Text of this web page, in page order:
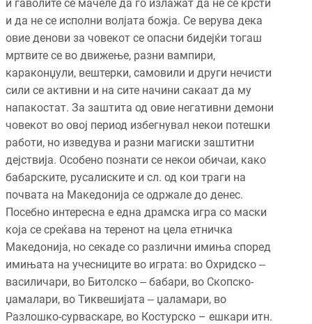
и ѓаволите се мачеле да го излажат да не се крсти
и да не се исполни волјата божја. Се верува дека
овие денови за човекот се опасни бидејќи тогаш
мртвите се во движење, разни вампири,
караконџули, вештерки, самовили и други нечисти
сили се активни и на сите начини сакаат да му
напакостат. За заштита од овие негативни демони
човекот во овој период избегнувал некои потешки
работи, но изведува и разни магиски заштитни
дејствија. Особено познати се некои обичаи, како
бабарските, русалиските и сл. од кои траги на
почвата на Македонија се одржале до денес.
Посебно интересна е една драмска игра со маски
која се среќава на теренот на цела етничка
Македонија, но секаде со различни имиња според
имињата на учесниците во играта: во Охридско ‒
василичари, во Битолско ‒ бабари, во Скопско-
џамалари, во Тиквешијата ‒ џаламари, во
Разлошко-сурваскаре, во Костурско – ешкари итн.